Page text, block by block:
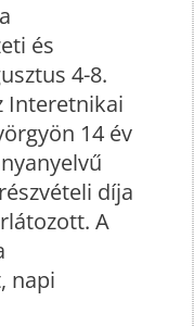
és
4-8.
Interetnikai
14 év
díja
A
napi